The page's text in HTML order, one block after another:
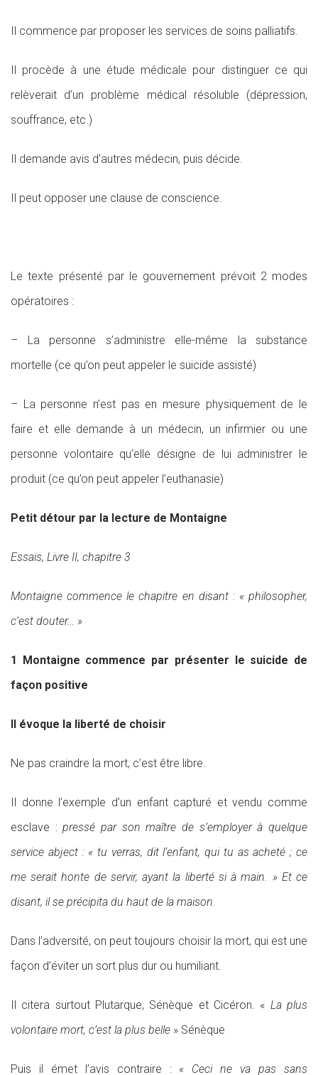
Il commence par proposer les services de soins palliatifs.
Il procède à une étude médicale pour distinguer ce qui
relèverait d’un problème médical résoluble (dépression,
souffrance, etc.)
Il demande avis d’autres médecin, puis décide.
Il peut opposer une clause de conscience.
Le texte présenté par le gouvernement prévoit 2 modes
opératoires :
– La personne s’administre elle-même la substance
mortelle (ce qu’on peut appeler le suicide assisté)
– La personne n’est pas en mesure physiquement de le
faire et elle demande à un médecin, un infirmier ou une
personne volontaire qu’elle désigne de lui administrer le
produit (ce qu’on peut appeler l’euthanasie)
Petit détour par la lecture de Montaigne
Essais, Livre II, chapitre 3
Montaigne commence le chapitre en disant : « philosopher,
c’est douter… »
1 Montaigne commence par présenter le suicide de
façon positive
Il évoque la liberté de choisir
Ne pas craindre la mort, c’est être libre.
Il donne l’exemple d’un enfant capturé et vendu comme
esclave :pressé par son maître de s’employer à quelque
service abject : « tu verras, dit l’enfant, qui tu as acheté ; ce
me serait honte de servir, ayant la liberté si à main. » Et ce
disant, il se précipita du haut de la maison.
Dans l’adversité, on peut toujours choisir la mort, qui est une
façon d’éviter un sort plus dur ou humiliant.
Il citera surtout Plutarque, Sénèque et Cicéron. « La plus
volontaire mort, c’est la plus belle » Sénèque
Puis il émet l’avis contraire : « Ceci ne va pas sans